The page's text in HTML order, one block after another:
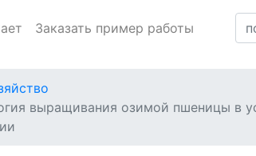
Заказать пример работы
выращивания озимой пшеницы в